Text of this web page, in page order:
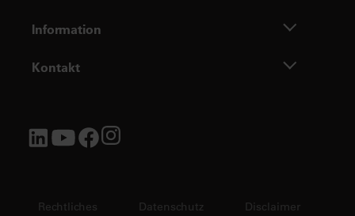
Information
Kontakt
Rechtliches Datenschutz Disclaimer